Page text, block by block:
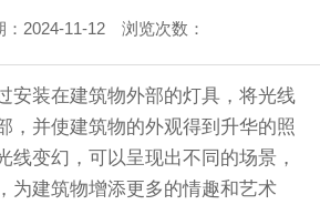
：2024-11-12 浏览次数：
安装在建筑物外部的灯具，将光线
，并使建筑物的外观得到升华的照
线变幻，可以呈现出不同的场景，
为建筑物增添更多的情趣和艺术